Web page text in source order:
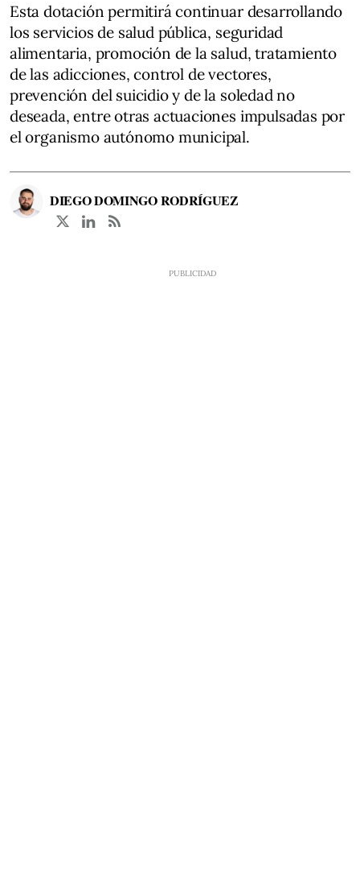
Esta dotación permitirá continuar desarrollando
los servicios de salud pública, seguridad
alimentaria, promoción de la salud, tratamiento
de las adicciones, control de vectores,
prevención del suicidio y de la soledad no
deseada, entre otras actuaciones impulsadas por
el organismo autónomo municipal.
DIEGO DOMINGO RODRÍGUEZ